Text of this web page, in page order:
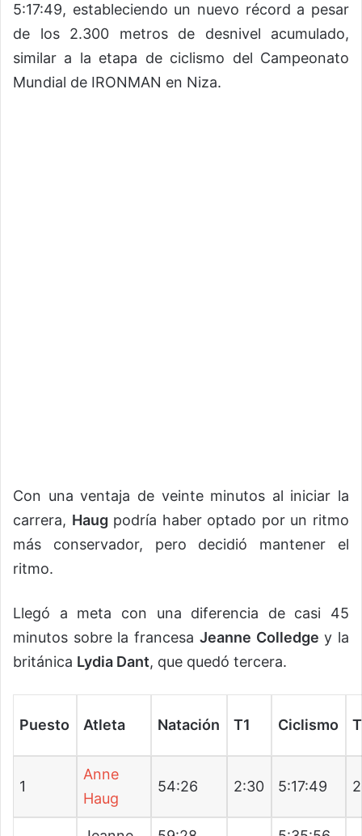
5:17:49, estableciendo un nuevo récord a pesar
de los 2.300 metros de desnivel acumulado,
similar a la etapa de ciclismo del Campeonato
Mundial de IRONMAN en Niza.
Con una ventaja de veinte minutos al iniciar la
carrera, Haug podría haber optado por un ritmo
más conservador, pero decidió mantener el
ritmo.
Llegó a meta con una diferencia de casi 45
minutos sobre la francesa Jeanne Colledge y la
británica Lydia Dant, que quedó tercera.
Puesto Atleta Natación T1 Ciclismo
1
Anne
Haug
54:26 2:30 5:17:49